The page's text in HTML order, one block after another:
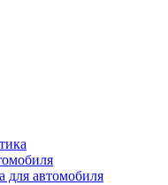
для автомобиля